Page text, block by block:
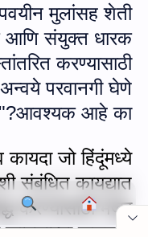
मुलांसह शेती
आणि संयुक्त धारक
करण्यासाठी
परवानगी घेणे
आवश्यक आहे का
?"
जो हिंदूंमध्ये
संबंधित कायद्यात
करण्यासाठी मंजूर
कलम २
Cookie Consent
site to analyze traffic,
and optimize your